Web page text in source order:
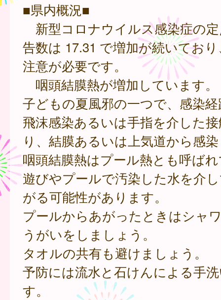
■県内概況■
新型コロナウイルス感染症の
告数は 17.31 で増加が続いてお
注意が必要です。
咽頭結膜熱が増加しています。
子どもの夏風邪の一つで、感染
飛沫感染あるいは手指を介した
り、結膜あるいは上気道から感
咽頭結膜熱はプール熱とも呼ば
遊びやプールで汚染した水を介
がる可能性があります。
プールからあがったときはシャ
うがいをしましょう。
タオルの共有も避けましょう。
予防には流水と石けんによる手
す。